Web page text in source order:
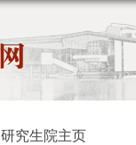
研究生院主页